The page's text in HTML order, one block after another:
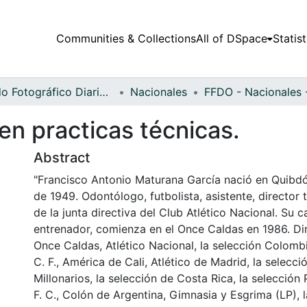
Communities & CollectionsAll of DSpace
Fondo Fotográfico Diario Occidente Nacionales
practicas técnicas.
Abstract
"Francisco Antonio Maturana García nació en
de 1949. Odontólogo, futbolista, asistente, director
de la junta directiva del Club Atlético Nacional. Su
entrenador, comienza en el Once Caldas en 1986.
Once Caldas, Atlético Nacional, la selección
C. F., América de Cali, Atlético de Madrid, la
Millonarios, la selección de Costa Rica, la selección
F. C., Colón de Argentina, Gimnasia y Esgrima (LP),